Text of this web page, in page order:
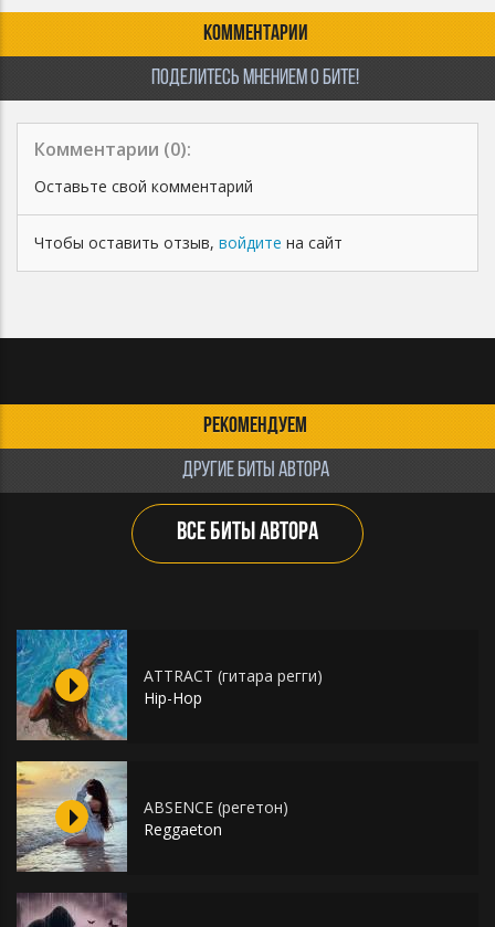
КОММЕНТАРИИ
ПОДЕЛИТЕСЬ МНЕНИЕМ О БИТЕ!
Комментарии (0):
Оставьте свой комментарий
Чтобы оставить отзыв, войдите на сайт
РЕКОМЕНДУЕМ
ДРУГИЕ БИТЫ АВТОРА
ВСЕ БИТЫ АВТОРА
ATTRACT (гитара регги)
Hip-Hop
ABSENCE (регетон)
Reggaeton